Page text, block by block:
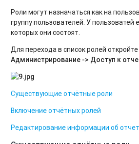
Роли могут назначаться как на
группу пользователей. У пользоватей
которых они состоят.
Для перехода в список ролей
Администрирование -> Доступ к
Существующие отчётные роли
Включение отчётных ролей
Редактирование информации об